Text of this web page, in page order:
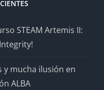
STEAM Artemis II:
y mucha ilusión en
ALBA